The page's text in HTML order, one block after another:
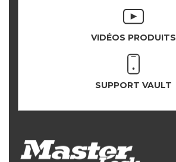
VIDÉOS PRODUITS
SUPPORT VAULT